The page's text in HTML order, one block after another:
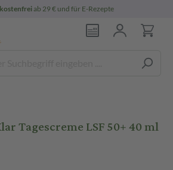
ab 29 € und für E-Rezepte
Tagescreme LSF 50+ 40 ml